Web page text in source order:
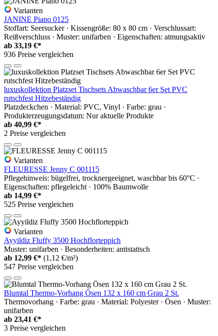
Varianten
JANINE Piano 0125
Stoffart: Seersucker · Kissengröße: 80 x 80 cm · Verschlussart:
Reißverschluss · Muster: unifarben · Eigenschaften: atmungsaktiv
ab 33,19 €*
936 Preise vergleichen
luxuskollektion Platzset Tischsets Abwaschbar 6er Set PVC
rutschfest Hitzebeständig
Platzdeckchen · Material: PVC, Vinyl · Farbe: grau ·
Produkterzeugungsdatum: Nur aktuelle Produkte
ab 40,99 €*
2 Preise vergleichen
Varianten
FLEURESSE Jenny C 001115
Pflegehinweis: bügelfrei, trocknergeeignet, waschbar bis 60°C ·
Eigenschaften: pflegeleicht · 100% Baumwolle
ab 14,99 €*
525 Preise vergleichen
Varianten
Ayyildiz Fluffy 3500 Hochflorteppich
Muster: unifarben · Besonderheiten: antistatisch
ab 12,99 €* (1,12 €/m²)
547 Preise vergleichen
Blumtal Thermo-Vorhang Ösen 132 x 160 cm Grau 2 St.
Thermovorhang · Farbe: grau · Material: Polyester · Ösen · Muster:
unifarben
ab 23,41 €*
3 Preise vergleichen